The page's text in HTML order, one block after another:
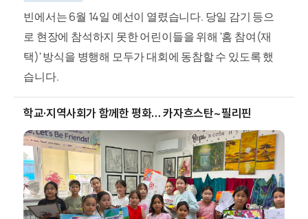
빈에서는 6월 14일 예선이 열렸습니다. 당일 감기 등으
로 현장에 참석하지 못한 어린이들을 위해 '홈 참여(재
택)' 방식을 병행해 모두가 대회에 동참할 수 있도록 했
습니다.
학교·지역사회가 함께한 평화… 카자흐스탄~필리핀